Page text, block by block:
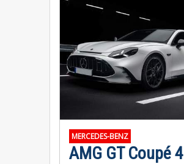
MERCEDES-BENZ
AMG GT Coupé 4